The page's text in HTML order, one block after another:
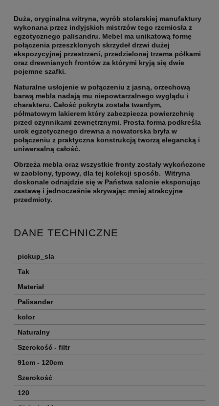
Duża, oryginalna witryna, wyrób stolarskiej manufaktury
wykonana przez indyjskich mistrzów tego rzemiosła z
egzotycznego palisandru. Mebel ma unikatową formę
połączenia przeszklonych skrzydeł drzwi dużej
ekspozycyjnej przestrzeni, przedzielonej trzema półkami
oraz drewnianych frontów za którymi kryją się dwie
pojemne szafki.
Naturalne usłojenie w połączeniu z jasną, orzechową
barwą mebla nadają mu niepowtarzalnego wyglądu i
charakteru. Całość pokryta została twardym,
półmatowym lakierem który zabezpiecza powierzchnię
przed czynnikami zewnętrznymi. Prosta forma podkreśla
urok egzotycznego drewna a nowatorska bryła w
połączeniu z praktyczna konstrukcją tworzą elegancką i
uniwersalną całość.
Obrzeża mebla oraz wszystkie fronty zostały wykończone
w zaoblony, typowy, dla tej kolekcji sposób. Witryna
doskonale odnajdzie się w Państwa salonie eksponując
zastawę i jednocześnie skrywając mniej atrakcyjne
przedmioty.
DANE TECHNICZNE
pickup_sla
Tak
Materiał
Palisander
kolor
Naturalny
Szerokość - filtr
91cm - 120cm
Szerokość
120